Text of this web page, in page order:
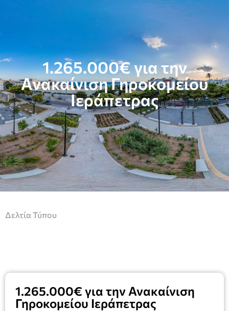
1.265.000€ για την
Ανακαίνιση Γηροκομείου
Ιεράπετρας
Δελτία Τύπου
1.265.000€ για την Ανακαίνιση
Γηροκομείου Ιεράπετρας